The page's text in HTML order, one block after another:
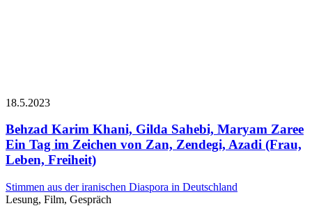
18.5.2023
Behzad Karim Khani, Gilda Sahebi, Maryam Zaree
Ein Tag im Zeichen von Zan, Zendegi, Azadi (Frau,
Leben, Freiheit)
Stimmen aus der iranischen Diaspora in Deutschland
Lesung, Film, Gespräch